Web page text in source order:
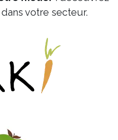
votre secteur.